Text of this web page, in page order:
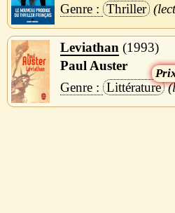
Thriller
Leviathan 1993
Paul Auster
Littérature